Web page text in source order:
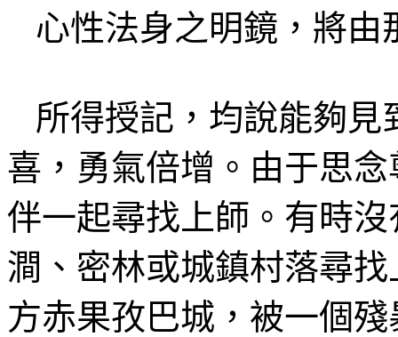
心性法身之明鏡，將由
所得授記 ，均說能夠 見
喜，勇氣倍增。由于思
伴一起尋找上師。有時
澗、密林或城鎮村落尋
方赤果孜巴城，被一個